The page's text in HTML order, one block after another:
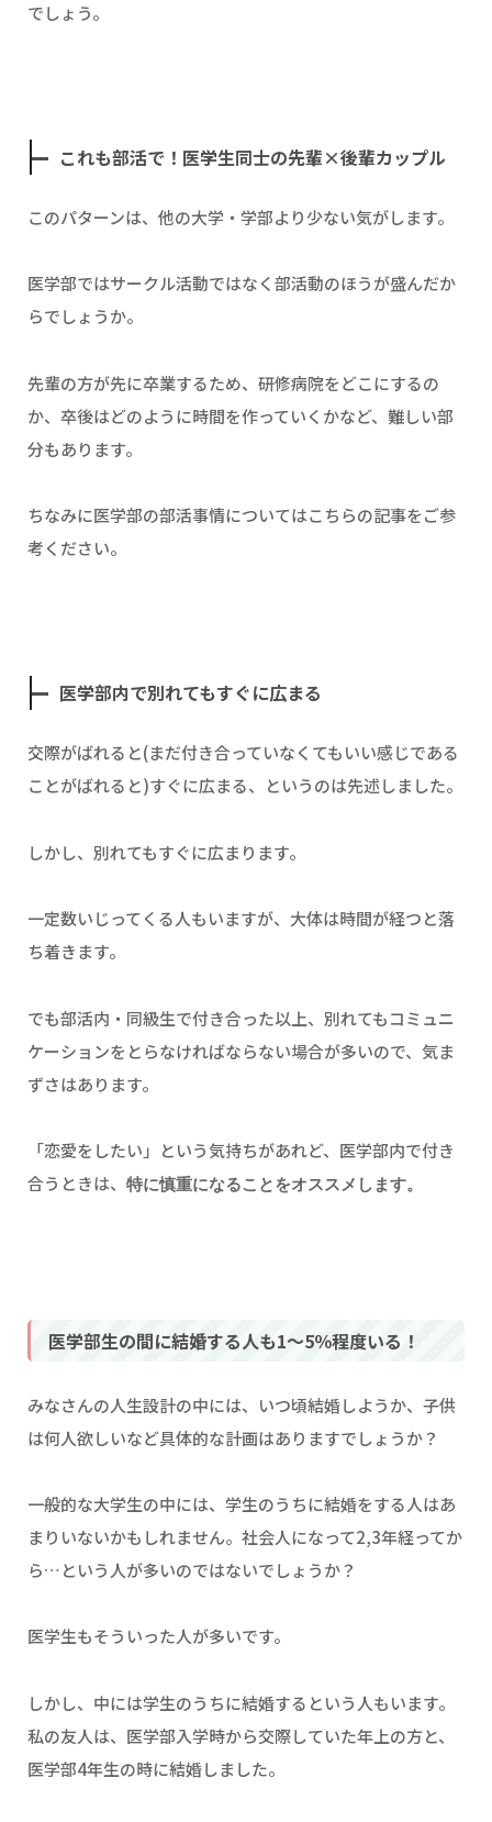
でしょう。
これも部活で！医学生同士の先輩×後輩カップル
このパターンは、他の大学・学部より少ない気がします。
医学部ではサークル活動ではなく部活動のほうが盛んだか
らでしょうか。
先輩の方が先に卒業するため、研修病院をどこにするの
か、卒後はどのように時間を作っていくかなど、難しい部
分もあります。
ちなみに医学部の部活事情についてはこちらの記事をご参
考ください。
医学部内で別れてもすぐに広まる
交際がばれると(まだ付き合っていなくてもいい感じである
ことがばれると)すぐに広まる、というのは先述しました。
しかし、別れてもすぐに広まります。
一定数いじってくる人もいますが、大体は時間が経つと落
ち着きます。
でも部活内・同級生で付き合った以上、別れてもコミュニ
ケーションをとらなければならない場合が多いので、気ま
ずさはあります。
「恋愛をしたい」という気持ちがあれど、医学部内で付き
合うときは、
特に慎重になることをオススメします。
医学部生の間に結婚する人も1～5％程度いる！
みなさんの人生設計の中には、いつ頃結婚しようか、子供
は何人欲しいなど具体的な計画はありますでしょうか？
一般的な大学生の中には、学生のうちに結婚をする人はあ
まりいないかもしれません。社会人になって2,3年経ってか
ら…という人が多いのではないでしょうか？
医学生もそういった人が多いです。
しかし、中には学生のうちに結婚するという人もいます。
私の友人は、医学部入学時から交際していた年上の方と、
医学部4年生の時に結婚しました。